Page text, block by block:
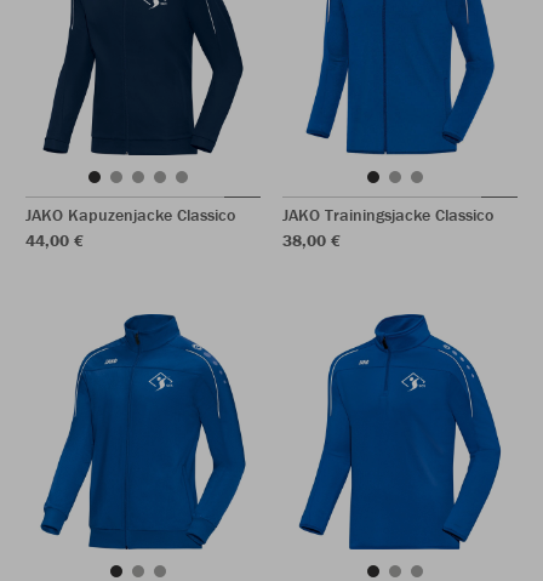
JAKO Kapuzenjacke Classico
44,00 €
JAKO Trainingsjacke Classico
38,00 €